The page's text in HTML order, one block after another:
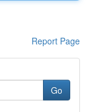
Report Page
Go